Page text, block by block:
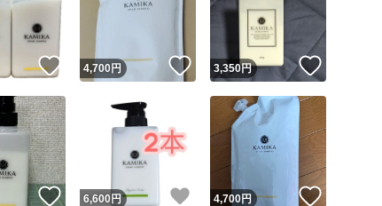
いいね！
4,700円 いいね！
3,350円
いいね！
6,600 円 いいね！
4,700円 いいね！